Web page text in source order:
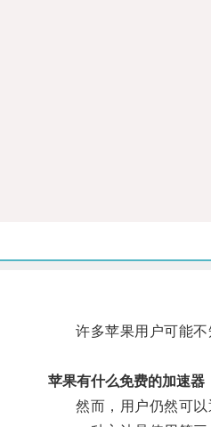
许多苹果用户可能不
苹果有什么免费的加速器
然而，用户仍然可以